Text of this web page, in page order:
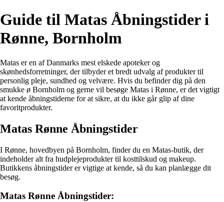
Guide til Matas Åbningstider i
Rønne, Bornholm
Matas er en af Danmarks mest elskede apoteker og
skønhedsforretninger, der tilbyder et bredt udvalg af produkter til
personlig pleje, sundhed og velvære. Hvis du befinder dig på den
smukke ø Bornholm og gerne vil besøge Matas i Rønne, er det vigtigt
at kende åbningstiderne for at sikre, at du ikke går glip af dine
favoritprodukter.
Matas Rønne Åbningstider
I Rønne, hovedbyen på Bornholm, finder du en Matas-butik, der
indeholder alt fra hudplejeprodukter til kosttilskud og makeup.
Butikkens åbningstider er vigtige at kende, så du kan planlægge dit
besøg.
Matas Rønne Åbningstider: